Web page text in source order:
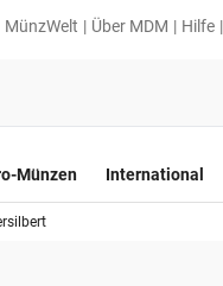
MünzWelt Über MDM Hilfe
Münzen International